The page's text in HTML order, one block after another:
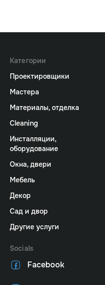
Категории
Проектировщики
Мастера
Материалы, отделка
Cleaning
Инсталляции,
оборудование
Окна, двери
Мебель
Декор
Сад и двор
Другие услуги
Socials
Facebook